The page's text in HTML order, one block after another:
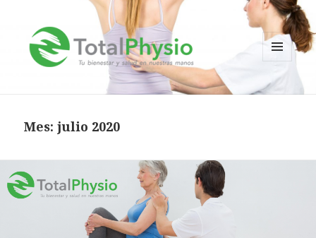
TotalPhysio
Y
WIDGETS
Mes:julio 2020